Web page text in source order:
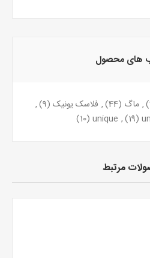
های محصول
, ماگ (44)
, فلاسک یونیک (9)
,
(19)
,
unique
(10)
مرتبط